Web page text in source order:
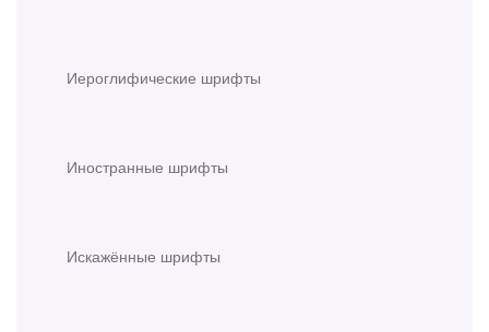
Иероглифические шрифты
Иностранные шрифты
Искажённые шрифты